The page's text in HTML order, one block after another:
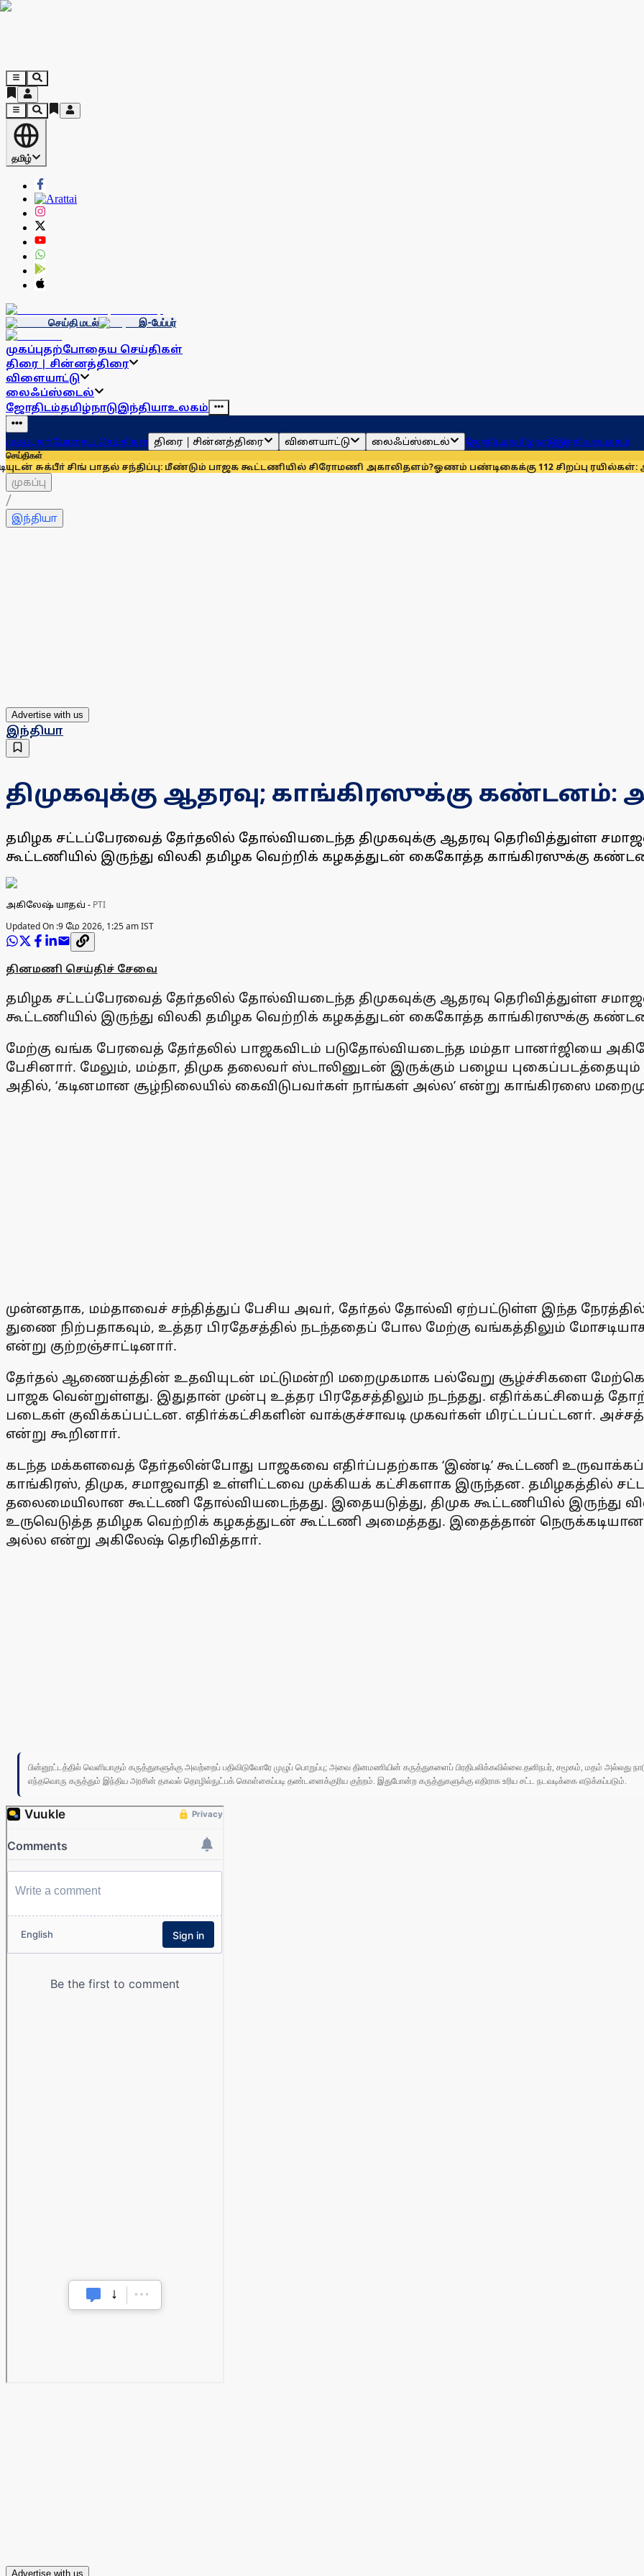
தமிழ்
செய்தி மடல் இ-பேப்பர்
முகப்புதற்போதைய செய்திகள்
திரை | சின்னத்திரை
விளையாட்டு
லைஃப்ஸ்டைல்
ஜோதிடம்தமிழ்நாடுஇந்தியாஉலகம்
முகப்புதற்போதைய செய்திகள் திரை | சின்னத்திரை விளையாட்டு லைஃப்ஸ்டைல் ஜோதிடம்தமிழ்நாடுஇந்தியாஉலகம்
செய்திகள்
சிங் பாதல் சந்திப்பு: மீண்டும் பாஜக கூட்டணியில் சிரோமணி அகாலிதளம்? ஓணம் பண்டிகைக்கு 112 சிறப்பு ரயில்கள்: ஆக. 14-ஆம்
முகப்பு
/
இந்தியா
Advertise with us
இந்தியா
திமுகவுக்கு ஆதரவு; காங்கிரஸுக்கு
தமிழக சட்டப்பேரவைத் தோ்தலில் தோல்வியடைந்த திமுகவுக்கு ஆதரவு தெரிவித்துள்ள
கூட்டணியில் இருந்து விலகி தமிழக வெற்றிக் கழகத்துடன் கைகோத்த காங்கிரஸுக்கு
அகிலேஷ் யாதவ் - PTI
Updated On :9 மே 2026, 1:25 am IST
தினமணி செய்திச் சேவை
தமிழக சட்டப்பேரவைத் தோ்தலில் தோல்வியடைந்த திமுகவுக்கு ஆதரவு தெரிவித்துள்ள
கூட்டணியில் இருந்து விலகி தமிழக வெற்றிக் கழகத்துடன் கைகோத்த காங்கிரஸுக்கு
மேற்கு வங்க பேரவைத் தோ்தலில் பாஜகவிடம் படுதோல்வியடைந்த மம்தா பானா்ஜியை
பேசினாா். மேலும், மம்தா, திமுக தலைவா் ஸ்டாலினுடன் இருக்கும் பழைய
அதில், ‘கடினமான சூழ்நிலையில் கைவிடுபவா்கள் நாங்கள் அல்ல’ என்று காங்கிரஸை
முன்னதாக, மம்தாவைச் சந்தித்துப் பேசிய அவா், தோ்தல் தோல்வி ஏற்பட்டுள்ள இந்த நேரத்தில்
துணை நிற்பதாகவும், உத்தர பிரதேசத்தில் நடந்ததைப் போல மேற்கு வங்கத்திலும்
என்று குற்றஞ்சாட்டினாா்.
தோ்தல் ஆணையத்தின் உதவியுடன் மட்டுமன்றி மறைமுகமாக பல்வேறு சூழ்ச்சிகளை
பாஜக வென்றுள்ளது. இதுதான் முன்பு உத்தர பிரதேசத்திலும் நடந்தது. எதிா்க்கட்சியைத்
படைகள் குவிக்கப்பட்டன. எதிா்க்கட்சிகளின் வாக்குச்சாவடி முகவா்கள் மிரட்டப்பட்டனா்.
என்று கூறினாா்.
கடந்த மக்களவைத் தோ்தலின்போது பாஜகவை எதிா்ப்பதற்காக ‘இண்டி’ கூட்டணி
காங்கிரஸ், திமுக, சமாஜவாதி உள்ளிட்டவை முக்கியக் கட்சிகளாக இருந்தன. தமிழகத்தில்
தலைமையிலான கூட்டணி தோல்வியடைந்தது. இதையடுத்து, திமுக கூட்டணியில் இருந்து
உருவெடுத்த தமிழக வெற்றிக் கழகத்துடன் கூட்டணி அமைத்தது. இதைத்தான்
அல்ல என்று அகிலேஷ் தெரிவித்தாா்.
பின்னூட்டத்தில் வெளியாகும் கருத்துகளுக்கு அவற்றைப் பதிவிடுவோரே முழுப் பொறுப்பு; அவை தினமணியின் கருத்துகளைப் பிரதிபலிக்கவில்லை.தனிநபர், சமூகம், மதம் அல்லது
எந்தவொரு கருத்தும் இந்திய அரசின் தகவல் தொழில்நுட்பக் கொள்கைப்படி தண்டனைக்குரிய குற்றம். இதுபோன்ற கருத்துகளுக்கு எதிராக உரிய சட்ட நடவடிக்கை எடுக்கப்படும்.
Advertise with us